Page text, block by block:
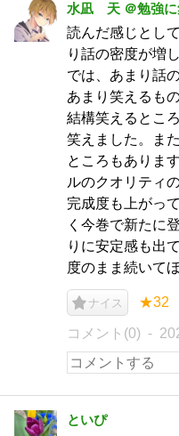
水凪 天 ＠勉強に
読んだ感じとし
り話の密度が増
では、あまり話
あまり笑えるも
結構笑えるとこ
笑えました。ま
ところもありま
ルのクオリティ
完成度も上がっ
く今巻で新たに
りに安定感も出
度のまま続いて
ナイス ★32
コメント(0)
といぴ